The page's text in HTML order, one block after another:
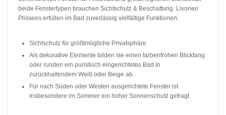
beide Fenstertypen brauchen Sichtschutz & Beschattung. Livoneo
Plissees erfüllen im Bad zuverlässig vielfältige Funktionen:
Sichtschutz für größtmögliche Privatsphäre
Als dekorative Elemente bilden sie einen farbenfrohen Blickfang
oder runden ein puristisch eingerichtetes Bad in
zurückhaltendem Weiß oder Beige ab
Für nach Süden oder Westen ausgerichtete Fenster ist
insbesondere im Sommer ein hoher Sonnenschutz gefragt